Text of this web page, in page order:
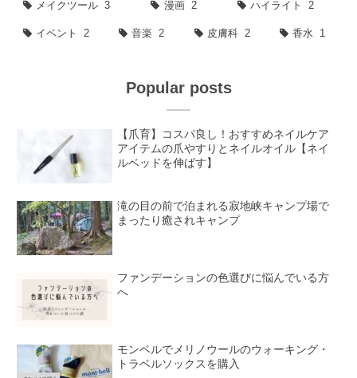
メイクツール 3 漫画 2 ハイライト 2
イベント 2 音楽 2 皮膚科 2 香水 1
Popular posts
【爪育】コスパ良し！おすすめネイルケア
アイテムの爪やすりとネイルオイル【ネイ
ルベッドを伸ばす】
滝の目の前で泊まれる寂地峡キャンプ場で
まったり癒されキャンプ
ファンデーションの色選びに悩んでいる方
へ
モンベルでメリノウールのウォーキング・
トラベルソックスを購入